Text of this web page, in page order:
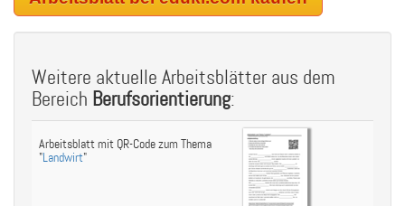
Weitere aktuelle Arbeitsblätter aus dem
Bereich Berufsorientierung:
Arbeitsblatt mit QR-Code zum Thema
"Landwirt"